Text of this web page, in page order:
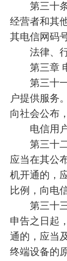
第三十条
经营者和其
其电信网码
法律、行
第三章
第三十一
户提供服务
向社会公布
电信用户
第三十二
应当在其公
机开通的，
比例，向电
第三十三
申告之日起
通的，应当
终端设备的